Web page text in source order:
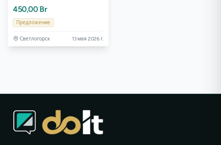
450,00 Br
Предложение
Светлогорск 13 мая 2026 г.